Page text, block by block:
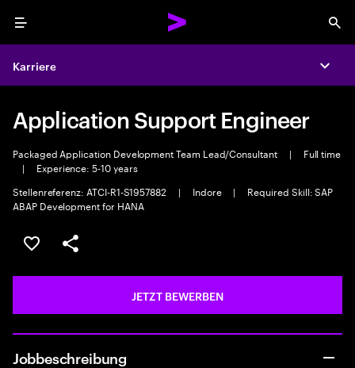
Menu
Karriere
Application Support Engineer
Packaged Application Development Team Lead/Consultant |
Full time
|
Experience: 5-10 years
Stellenreferenz: ATCI-R1-S1957882
| Indore |
Required Skill: SAP
ABAP Development for HANA
JOB SPEICHERN
Teilen
JETZT BEWERBEN
Jobbeschreibung